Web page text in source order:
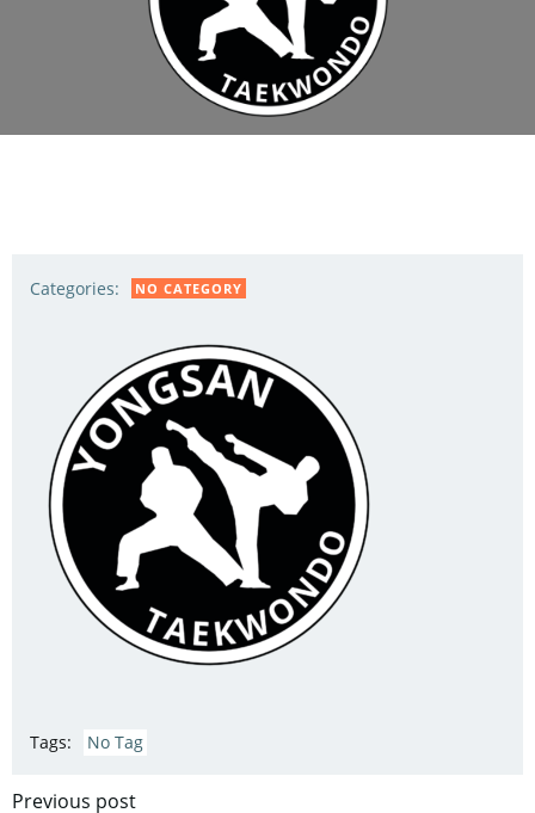
Categories: NO CATEGORY
Tags: No Tag
Previous post